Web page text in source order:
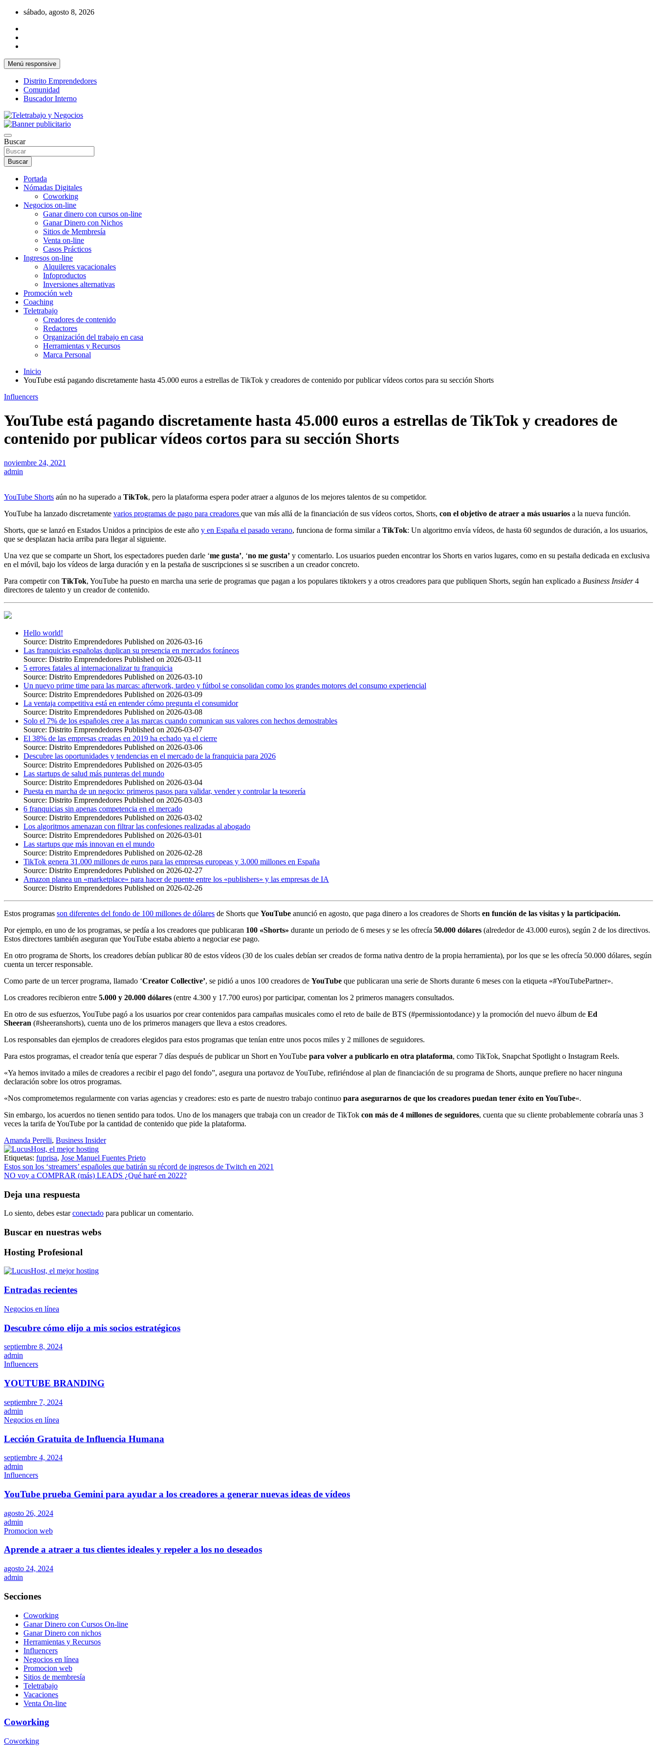
Saltar
contenido
sábado, agosto 8, 2026
Menú responsive
Distrito Emprendedores
Comunidad
Buscador Interno
Teletrabajo y Negocios
Buscar
Buscar
Portada
Nómadas Digitales
Coworking
Negocios on-line
Ganar dinero con cursos on-line
Ganar Dinero con Nichos
Sitios de Membresía
Venta on-line
Casos Prácticos
Ingresos on-line
Alquileres vacacionales
Infoproductos
Inversiones alternativas
Promoción web
Coaching
Teletrabajo
Creadores de contenido
Redactores
Organización del trabajo en casa
Herramientas y Recursos
Marca Personal
Inicio
YouTube está pagando discretamente hasta 45.000 euros a estrellas de TikTok y creadores de contenido por publicar vídeos cortos para su sección Shorts
Influencers
YouTube está pagando discretamente hasta 45.000 euros a estrellas de TikTok y creadores de
contenido por publicar vídeos cortos para su sección Shorts
noviembre 24, 2021
admin
YouTube Shorts aún no ha superado a TikTok, pero la plataforma espera poder atraer a algunos de los mejores talentos de su competidor.
YouTube ha lanzado discretamente varios programas de pago para creadores que van más allá de la financiación de sus vídeos cortos, Shorts, con el objetivo de atraer a más usuarios a la nueva función.
Shorts, que se lanzó en Estados Unidos a principios de este año y en España el pasado verano, funciona de forma similar a TikTok: Un algoritmo envía vídeos, de hasta 60 segundos de duración, a los usuarios,
que se desplazan hacia arriba para llegar al siguiente.
Una vez que se comparte un Short, los espectadores pueden darle ‘me gusta’, ‘no me gusta’ y comentarlo. Los usuarios pueden encontrar los Shorts en varios lugares, como en su pestaña dedicada en exclusiva
en el móvil, bajo los vídeos de larga duración y en la pestaña de suscripciones si se suscriben a un creador concreto.
Para competir con TikTok, YouTube ha puesto en marcha una serie de programas que pagan a los populares tiktokers y a otros creadores para que publiquen Shorts, según han explicado a Business Insider4
directores de talento y un creador de contenido.
Hello world!
Source: Distrito Emprendedores Published on 2026-03-16
Las franquicias españolas duplican su presencia en mercados foráneos
Source: Distrito Emprendedores Published on 2026-03-11
5 errores fatales al internacionalizar tu franquicia
Source: Distrito Emprendedores Published on 2026-03-10
Un nuevo prime time para las marcas: afterwork, tardeo y fútbol se consolidan como los grandes motores del consumo experiencial
Source: Distrito Emprendedores Published on 2026-03-09
La ventaja competitiva está en entender cómo pregunta el consumidor
Source: Distrito Emprendedores Published on 2026-03-08
Solo el 7% de los españoles cree a las marcas cuando comunican sus valores con hechos demostrables
Source: Distrito Emprendedores Published on 2026-03-07
El 38% de las empresas creadas en 2019 ha echado ya el cierre
Source: Distrito Emprendedores Published on 2026-03-06
Descubre las oportunidades y tendencias en el mercado de la franquicia para 2026
Source: Distrito Emprendedores Published on 2026-03-05
Las startups de salud más punteras del mundo
Source: Distrito Emprendedores Published on 2026-03-04
Puesta en marcha de un negocio: primeros pasos para validar, vender y controlar la tesorería
Source: Distrito Emprendedores Published on 2026-03-03
6 franquicias sin apenas competencia en el mercado
Source: Distrito Emprendedores Published on 2026-03-02
Los algoritmos amenazan con filtrar las confesiones realizadas al abogado
Source: Distrito Emprendedores Published on 2026-03-01
Las startups que más innovan en el mundo
Source: Distrito Emprendedores Published on 2026-02-28
TikTok genera 31.000 millones de euros para las empresas europeas y 3.000 millones en España
Source: Distrito Emprendedores Published on 2026-02-27
Amazon planea un «marketplace» para hacer de puente entre los «publishers» y las empresas de IA
Source: Distrito Emprendedores Published on 2026-02-26
Estos programas son diferentes del fondo de 100 millones de dólares de Shorts que YouTube anunció en agosto, que paga dinero a los creadores de Shorts en función de las visitas y la participación.
Por ejemplo, en uno de los programas, se pedía a los creadores que publicaran 100 «Shorts» durante un periodo de 6 meses y se les ofrecía 50.000 dólares (alrededor de 43.000 euros), según 2 de los directivos.
Estos directores también aseguran que YouTube estaba abierto a negociar ese pago.
En otro programa de Shorts, los creadores debían publicar 80 de estos vídeos (30 de los cuales debían ser creados de forma nativa dentro de la propia herramienta), por los que se les ofrecía 50.000 dólares, según
cuenta un tercer responsable.
Como parte de un tercer programa, llamado ‘Creator Collective’, se pidió a unos 100 creadores de YouTube que publicaran una serie de Shorts durante 6 meses con la etiqueta «#YouTubePartner».
Los creadores recibieron entre 5.000 y 20.000 dólares (entre 4.300 y 17.700 euros) por participar, comentan los 2 primeros managers consultados.
En otro de sus esfuerzos, YouTube pagó a los usuarios por crear contenidos para campañas musicales como el reto de baile de BTS (#permissiontodance) y la promoción del nuevo álbum de Ed
Sheeran (#sheeranshorts), cuenta uno de los primeros managers que lleva a estos creadores.
Los responsables dan ejemplos de creadores elegidos para estos programas que tenían entre unos pocos miles y 2 millones de seguidores.
Para estos programas, el creador tenía que esperar 7 días después de publicar un Short en YouTube para volver a publicarlo en otra plataforma, como TikTok, Snapchat Spotlight o Instagram Reels.
«Ya hemos invitado a miles de creadores a recibir el pago del fondo”, asegura una portavoz de YouTube, refiriéndose al plan de financiación de su programa de Shorts, aunque prefiere no hacer ninguna
declaración sobre los otros programas.
«Nos comprometemos regularmente con varias agencias y creadores: esto es parte de nuestro trabajo continuo para asegurarnos de que los creadores puedan tener éxito en YouTube«.
Sin embargo, los acuerdos no tienen sentido para todos. Uno de los managers que trabaja con un creador de TikTok con más de 4 millones de seguidores, cuenta que su cliente probablemente cobraría unas 3
veces la tarifa de YouTube por la cantidad de contenido que pide la plataforma.
Amanda Perelli, Business Insider
Etiquetas: fuprisa, Jose Manuel Fuentes Prieto
Navegación
de
entradas
Estos son los ‘streamers’ españoles que batirán su récord de ingresos de Twitch en 2021
NO voy a COMPRAR (más) LEADS ¿Qué haré en 2022?
Deja una respuesta
Lo siento, debes estarconectado para publicar un comentario.
Buscar en nuestras webs
Hosting Profesional
Entradas recientes
Negocios en línea
Descubre cómo elijo a mis socios estratégicos
septiembre 8, 2024
admin
Influencers
YOUTUBE BRANDING
septiembre 7, 2024
admin
Negocios en línea
Lección Gratuita de Influencia Humana
septiembre 4, 2024
admin
Influencers
YouTube prueba Gemini para ayudar a los creadores a generar nuevas ideas de vídeos
agosto 26, 2024
admin
Promocion web
Aprende a atraer a tus clientes ideales y repeler a los no deseados
agosto 24, 2024
admin
Secciones
Coworking
Ganar Dinero con Cursos On-line
Ganar Dinero con nichos
Herramientas y Recursos
Influencers
Negocios en línea
Promocion web
Sitios de membresía
Teletrabajo
Vacaciones
Venta On-line
Coworking
Coworking